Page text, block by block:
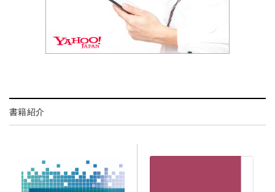
書籍紹介